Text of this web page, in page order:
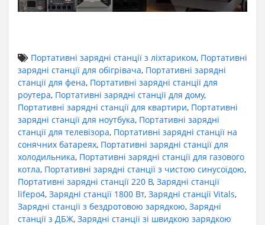
Портативні зарядні станції з ліхтариком, Портативні
зарядні станції для обігрівача, Портативні зарядні
станції для фена, Портативні зарядні станції для
роутера, Портативні зарядні станції для дому,
Портативні зарядні станції для квартири, Портативні
зарядні станції для ноутбука, Портативні зарядні
станції для телевізора, Портативні зарядні станції на
сонячних батареях, Портативні зарядні станції для
холодильника, Портативні зарядні станції для газового
котла, Портативні зарядні станції з чистою синусоїдою,
Портативні зарядні станції 220 В, Зарядні станції
lifepo4, Зарядні станції 1800 Вт, Зарядні станції Vitals,
Зарядні станції з бездротовою зарядкою, Зарядні
станції з ДБЖ, Зарядні станції зі швидкою зарядкою